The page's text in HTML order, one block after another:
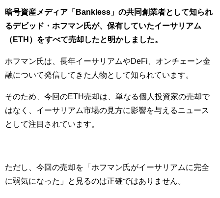
暗号資産メディア「Bankless」の共同創業者として知られ
るデビッド・ホフマン氏が、保有していたイーサリアム
（ETH）をすべて売却したと明かしました。
ホフマン氏は、長年イーサリアムやDeFi、オンチェーン金
融について発信してきた人物として知られています。
そのため、今回のETH売却は、単なる個人投資家の売却で
はなく、イーサリアム市場の見方に影響を与えるニュース
として注目されています。
ただし、今回の売却を「ホフマン氏がイーサリアムに完全
に弱気になった」と見るのは正確ではありません。